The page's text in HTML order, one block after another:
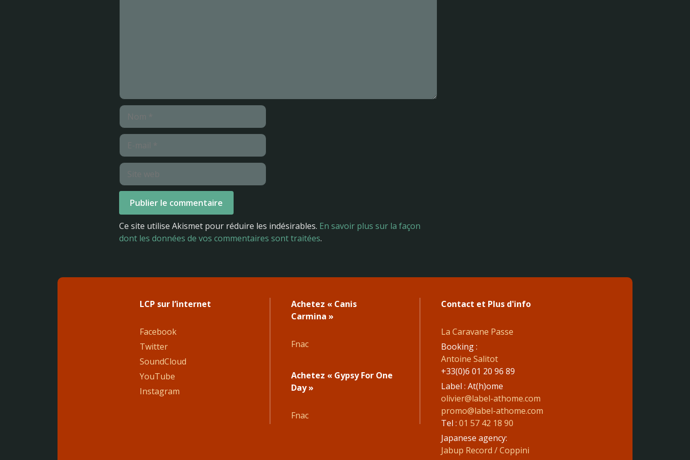
Nom
E-
mail
Site
web
Ce site utilise Akismet pour réduire les indésirables. En savoir plus sur la façon
dont les données de vos commentaires sont traitées.
LCP sur l’internet
Facebook
Twitter
SoundCloud
YouTube
Instagram
Achetez « Canis
Carmina »
Fnac
Achetez « Gypsy For One
Day »
Fnac
Contact et Plus d'info
La Caravane Passe
Booking :
Antoine Salitot
+33(0)6 01 20 96 89
Label : At(h)ome
olivier@label-athome.com
promo@label-athome.com
Tel : 01 57 42 18 90
Japanese agency:
Jabup Record / Coppini